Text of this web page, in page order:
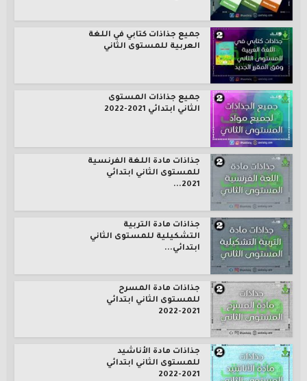
جميع جذاذات كتابي في اللغة
العربية للمستوى الثاني
جميع جذاذات المستوى
الثاني ابتدائي 2021-2022
جذاذات مادة اللغة الفرنسية
للمستوى الثاني ابتدائي
2021...
جذاذات مادة التربية
التشكيلية للمستوى الثاني
ابتدائي...
جذاذات مادة المسرح
للمستوى الثاني ابتدائي
2021-2022
جذاذات مادة الأناشيد
للمستوى الثاني ابتدائي
2021-2022